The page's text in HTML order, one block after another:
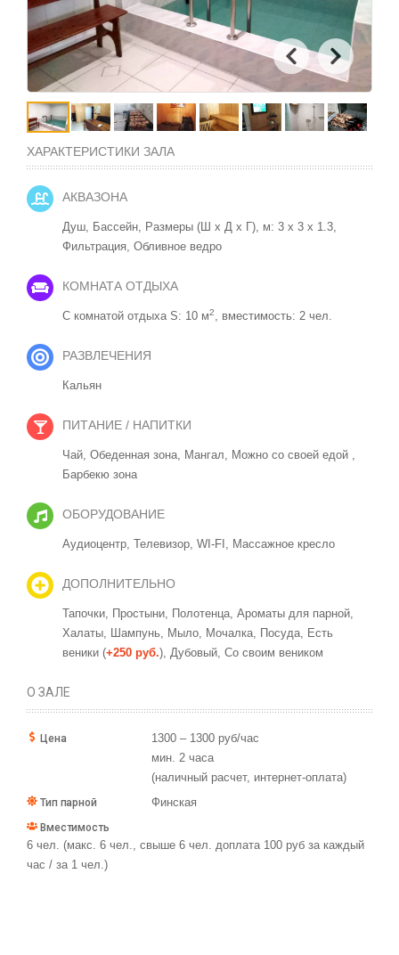
ХАРАКТЕРИСТИКИ ЗАЛА
АКВАЗОНА
Душ, Бассейн, Размеры (Ш x Д x Г), м: 3 x 3 x 1.3,
Фильтрация, Обливное ведро
КОМНАТА ОТДЫХА
С комнатой отдыха S: 10 м2 , вместимость: 2 чел.
РАЗВЛЕЧЕНИЯ
Кальян
ПИТАНИЕ / НАПИТКИ
Чай, Обеденная зона, Мангал, Можно со своей едой ,
Барбекю зона
ОБОРУДОВАНИЕ
Аудиоцентр, Телевизор, WI-FI, Массажное кресло
ДОПОЛНИТЕЛЬНО
Тапочки, Простыни, Полотенца, Ароматы для парной,
Халаты, Шампунь, Мыло, Мочалка, Посуда, Есть
веники (+250 руб.), Дубовый, Со своим веником
О ЗАЛЕ
Цена
1300 – 1300 руб/час
мин. 2 часа
(наличный расчет, интернет-оплата)
Тип парной Финская
Вместимость
6 чел. (макс. 6 чел., свыше 6 чел. доплата 100 руб за каждый
час / за 1 чел.)